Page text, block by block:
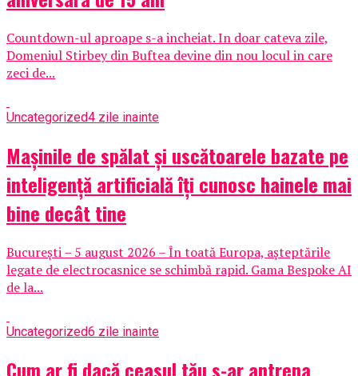
Countdown-ul aproape s-a incheiat. In doar cateva zile,
Domeniul Stirbey din Buftea devine din nou locul in care
zeci de...
Uncategorized4 zile inainte
Mașinile de spălat și uscătoarele bazate pe
inteligență artificială îți cunosc hainele mai
bine decât tine
București – 5 august 2026 – În toată Europa, așteptările
legate de electrocasnice se schimbă rapid. Gama Bespoke AI
de la...
Uncategorized6 zile inainte
Cum ar fi dacă ceasul tău s-ar antrena